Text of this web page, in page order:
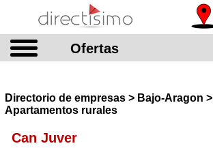
Ofertas
Directorio de empresas > Bajo-Aragon >
Apartamentos rurales
Can Juver